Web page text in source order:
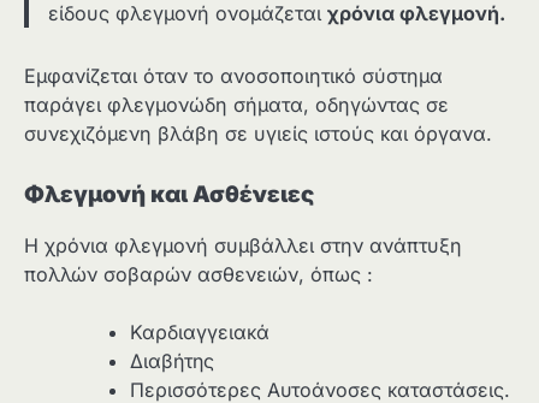
είδους φλεγμονή ονομάζεται χρόνια φλεγμονή.
Εμφανίζεται όταν το ανοσοποιητικό σύστημα
παράγει φλεγμονώδη σήματα, οδηγώντας σε
συνεχιζόμενη βλάβη σε υγιείς ιστούς και όργανα.
Φλεγμονή και Ασθένειες
Η χρόνια φλεγμονή συμβάλλει στην ανάπτυξη
πολλών σοβαρών ασθενειών, όπως :
Καρδιαγγειακά
Διαβήτης
Περισσότερες Αυτοάνοσες καταστάσεις.